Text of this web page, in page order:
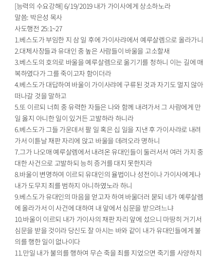
[능력의 수요강해] 6/19/2019 내가 가이사에게 상소하노라
말씀: 박은성 목사
사도행전 25:1~27
1.베스도가 부임한 지 삼 일 후에 가이사랴에서 예루살렘으로 올라가니
2.대제사장들과 유대인 중 높은 사람들이 바울을 고소할새
3.베스도의 호의로 바울을 예루살렘으로 옮기기를 청하니 이는 길에 매
복하였다가 그를 죽이고자 함이더라
4.베스도가 대답하여 바울이 가이사랴에 구류된 것과 자기도 멀지 않아
떠나갈 것을 말하고
5.또 이르되 너희 중 유력한 자들은 나와 함께 내려가서 그 사람에게 만
일 옳지 아니한 일이 있거든 고발하라 하니라
6.베스도가 그들 가운데서 팔 일 혹은 십 일을 지낸 후 가이사랴로 내려
가서 이튿날 재판 자리에 앉고 바울을 데려오라 명하니
7.그가 나오매 예루살렘에서 내려온 유대인들이 둘러서서 여러 가지 중
대한 사건으로 고발하되 능히 증거를 대지 못한지라
8.바울이 변명하여 이르되 유대인의 율법이나 성전이나 가이사에게나
내가 도무지 죄를 범하지 아니하였노라 하니
9.베스도가 유대인의 마음을 얻고자 하여 바울더러 묻되 네가 예루살렘
에 올라가서 이 사건에 대하여 내 앞에서 심문을 받으려느냐
10.바울이 이르되 내가 가이사의 재판 자리 앞에 섰으니 마땅히 거기서
심문을 받을 것이라 당신도 잘 아시는 바와 같이 내가 유대인들에게 불
의를 행한 일이 없나이다
11.만일 내가 불의를 행하여 무슨 죽을 죄를 지었으면 죽기를 사양하지